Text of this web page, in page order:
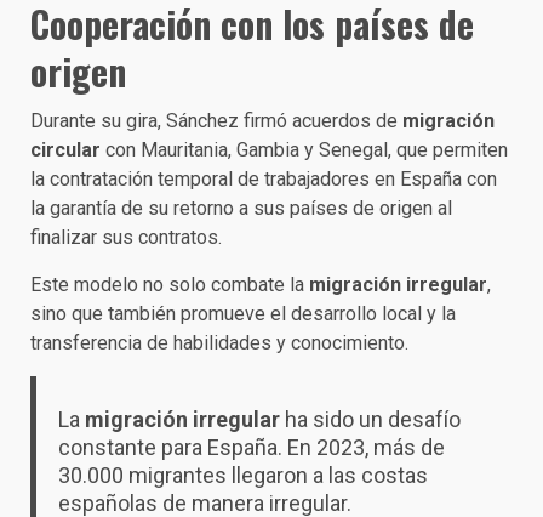
Cooperación con los países de
origen
Durante su gira, Sánchez firmó acuerdos de migración
circular con Mauritania, Gambia y Senegal, que permiten
la contratación temporal de trabajadores en España con
la garantía de su retorno a sus países de origen al
finalizar sus contratos.
Este modelo no solo combate la migración irregular,
sino que también promueve el desarrollo local y la
transferencia de habilidades y conocimiento.
La migración irregularha sido un desafío
constante para España. En 2023, más de
30.000 migrantes llegaron a las costas
españolas de manera irregular.